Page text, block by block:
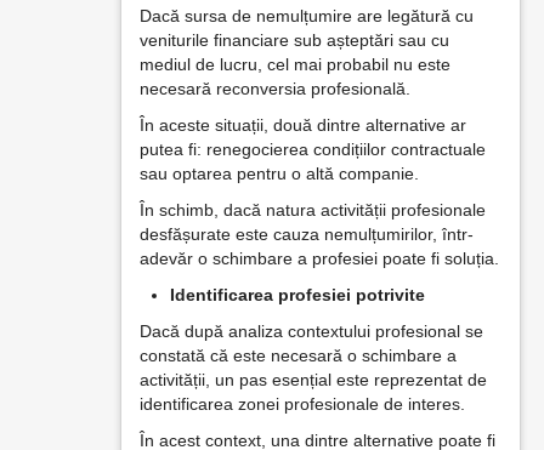
Dacă sursa de nemulțumire are legătură cu
veniturile financiare sub așteptări sau cu
mediul de lucru, cel mai probabil nu este
necesară reconversia profesională.
În aceste situații, două dintre alternative ar
putea fi: renegocierea condițiilor contractuale
sau optarea pentru o altă companie.
În schimb, dacă natura activității profesionale
desfășurate este cauza nemulțumirilor, într-
adevăr o schimbare a profesiei poate fi soluția.
Identificarea profesiei potrivite
Dacă după analiza contextului profesional se
constată că este necesară o schimbare a
activității, un pas esențial este reprezentat de
identificarea zonei profesionale de interes.
În acest context, una dintre alternative poate fi